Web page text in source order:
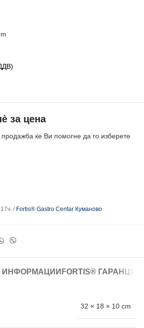
за цена
ќе Ви помогне да го изберете
/ Fortis® Gastro Centar Куманово
ИНФОРМАЦИИ FORTIS®
32 × 18 × 10 cm